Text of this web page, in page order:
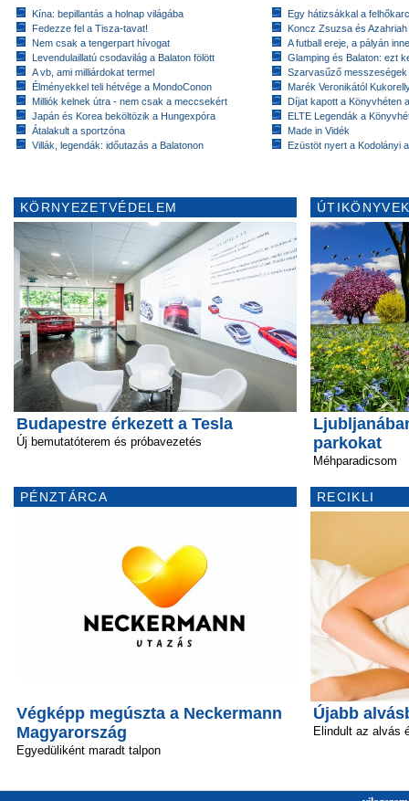
Kína: bepillantás a holnap világába
Fedezze fel a Tisza-tavat!
Nem csak a tengerpart hívogat
Levendulaillatú csodavilág a Balaton fölött
A vb, ami milliárdokat termel
Élményekkel teli hétvége a MondoConon
Milliók kelnek útra - nem csak a meccsekért
Japán és Korea beköltözik a Hungexpóra
Átalakult a sportzóna
Villák, legendák: időutazás a Balatonon
Egy hátizsákkal a
Koncz Zsuzsa és
A futball ereje, a pályán
Glamping és Balaton: ezt
Szarvasűző messzeségek
Marék Veronikától
Díjat kapott a Könyvhéten
ELTE Legendák a
Made in Vidék
Ezüstöt nyert a Kodolányi
KÖRNYEZETVÉDELEM
Budapestre érkezett a Tesla
Új bemutatóterem és próbavezetés
PÉNZTÁRCA
Végképp megúszta a Neckermann
Magyarország
Egyedüliként maradt talpon
parkokat
Méhparadicsom
RECIKLI
Újabb
Elindult az alvás